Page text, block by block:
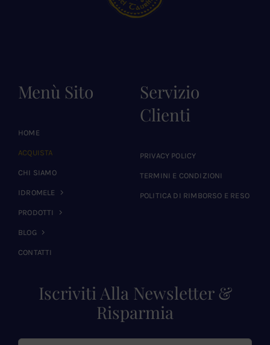
Menù Sito
HOME
ACQUISTA
CHI SIAMO
IDROMELE
PRODOTTI
BLOG
CONTATTI
Servizio
Clienti
PRIVACY POLICY
TERMINI E CONDIZIONI
POLITICA DI RIMBORSO E RESO
Iscriviti Alla Newsletter &
Risparmia